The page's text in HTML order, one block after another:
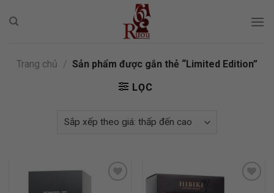
Trang chủ / Sản phẩm được gắn thẻ “Limited Edition”
LỌC